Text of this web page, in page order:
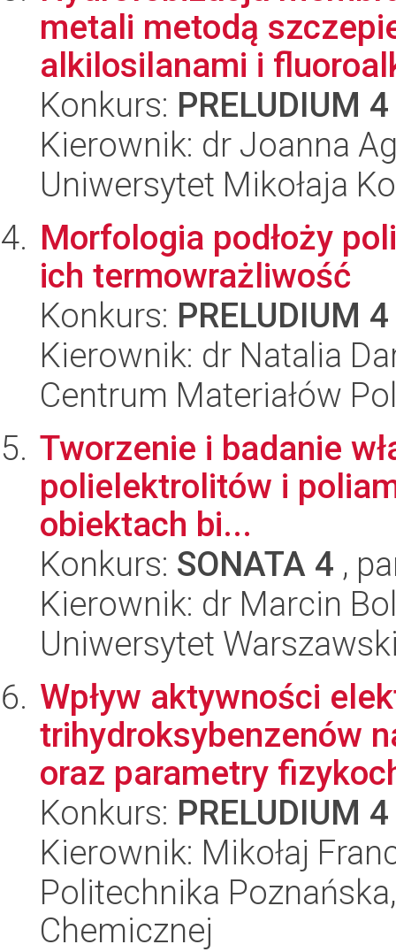
metali metodą
alkilosilanami i
Konkurs: PRELUDIUM 4
Kierownik: dr Joanna
Uniwersytet Mikołaja
Morfologia podłoży
ich termowrażliwość
Konkurs: PRELUDIUM 4
Kierownik: dr Natalia
Centrum Materiałów
Tworzenie i badanie
polielektrolitów i
obiektach bi...
Konkurs: SONATA 4 ,
Kierownik: dr Marcin
Uniwersytet
Wpływ aktywności
trihydroksybenzenów
oraz parametry
Konkurs: PRELUDIUM 4
Kierownik: Mikołaj
Politechnika
Chemicznej